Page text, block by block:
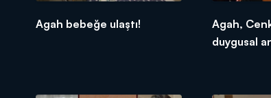
Agah bebeğe ulaştı!
Agah,
duygusal